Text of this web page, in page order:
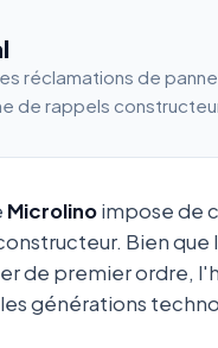
réclamations de
de rappels
Microlinoimpose de
Bien que
de premier ordre,
générations